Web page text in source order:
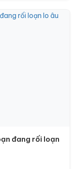
đang rối loạn